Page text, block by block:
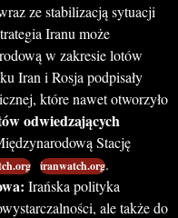
ze stabilizacją sytuacji
Iranu może
w zakresie lotów
Iran i Rosja podpisały
które nawet otworzyło
odwiedzających
Stację
iranwatch.org.
Irańska polityka
ale także do